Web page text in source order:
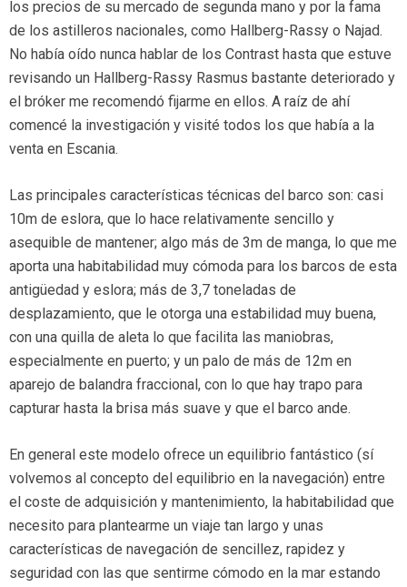
los precios de su mercado de segunda mano y por la fama
de los astilleros nacionales, como Hallberg-Rassy o Najad.
No había oído nunca hablar de los Contrast hasta que estuve
revisando un Hallberg-Rassy Rasmus bastante deteriorado y
el bróker me recomendó fijarme en ellos. A raíz de ahí
comencé la investigación y visité todos los que había a la
venta en Escania.
Las principales características técnicas del barco son: casi
10m de eslora, que lo hace relativamente sencillo y
asequible de mantener; algo más de 3m de manga, lo que me
aporta una habitabilidad muy cómoda para los barcos de esta
antigüedad y eslora; más de 3,7 toneladas de
desplazamiento, que le otorga una estabilidad muy buena,
con una quilla de aleta lo que facilita las maniobras,
especialmente en puerto; y un palo de más de 12m en
aparejo de balandra fraccional, con lo que hay trapo para
capturar hasta la brisa más suave y que el barco ande.
En general este modelo ofrece un equilibrio fantástico (sí
volvemos al concepto del equilibrio en la navegación) entre
el coste de adquisición y mantenimiento, la habitabilidad que
necesito para plantearme un viaje tan largo y unas
características de navegación de sencillez, rapidez y
seguridad con las que sentirme cómodo en la mar estando